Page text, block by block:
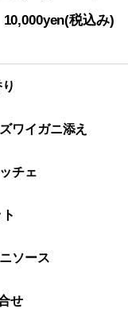
10,000yen(税込み)
ワイガニ添え
チェ
ソース
せ